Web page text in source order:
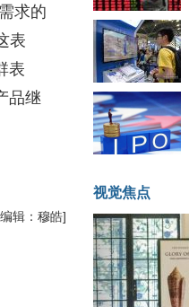
求的
表
表
品继
辑：穆皓]
视觉焦点